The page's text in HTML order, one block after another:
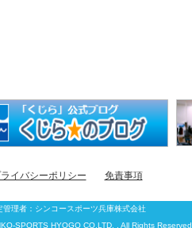
イバシーポリシー 免責事項
管理者： シンコースポーツ兵庫株式会社
SPORTS HYOGO CO.LTD. , All Rights Reserved.